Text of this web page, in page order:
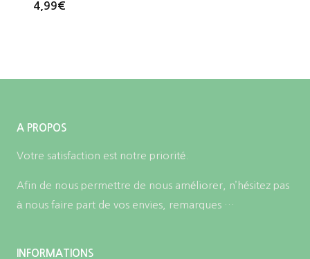
4,99€
A PROPOS
Votre satisfaction est notre priorité.
Afin de nous permettre de nous améliorer, n’hésitez pas
à nous faire part de vos envies, remarques …
INFORMATIONS